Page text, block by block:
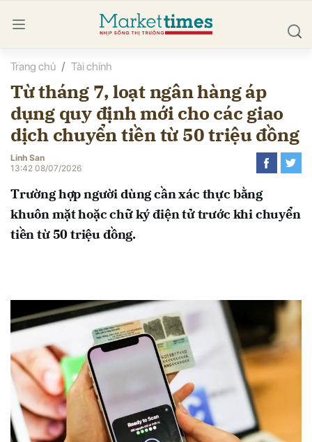
Trang chủ Tài chính
Từ tháng 7, loạt ngân hàng áp
dụng quy định mới cho các giao
dịch chuyển tiền từ 50 triệu đồng
Linh San
13:42 08/07/2026
Trường hợp người dùng cần xác thực bằng
khuôn mặt hoặc chữ ký điện tử trước khi chuyển
tiền từ 50 triệu đồng.
luận